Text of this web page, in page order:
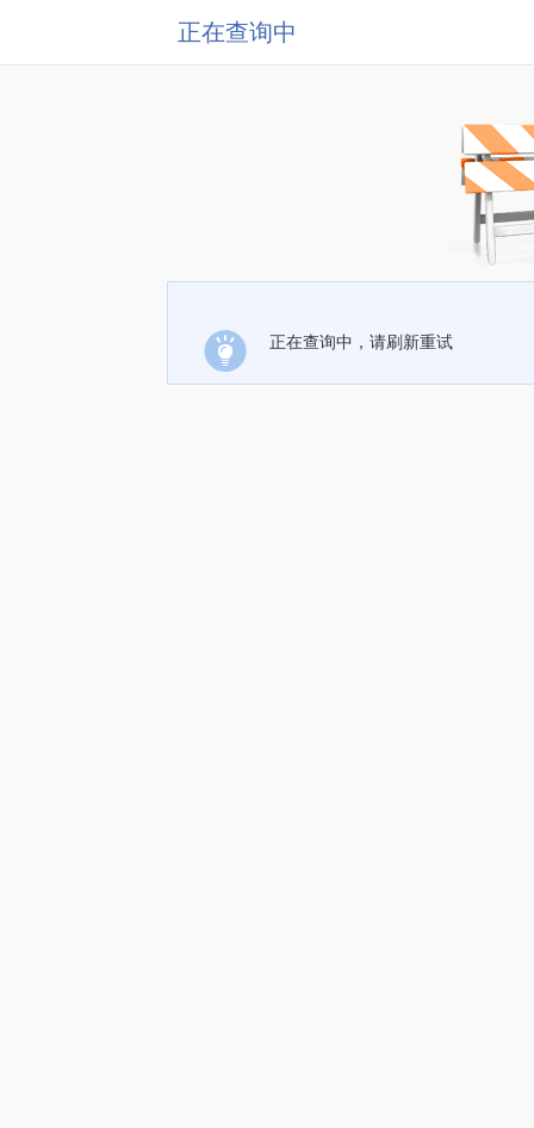
正在查询中
正在查询中，请刷新重试